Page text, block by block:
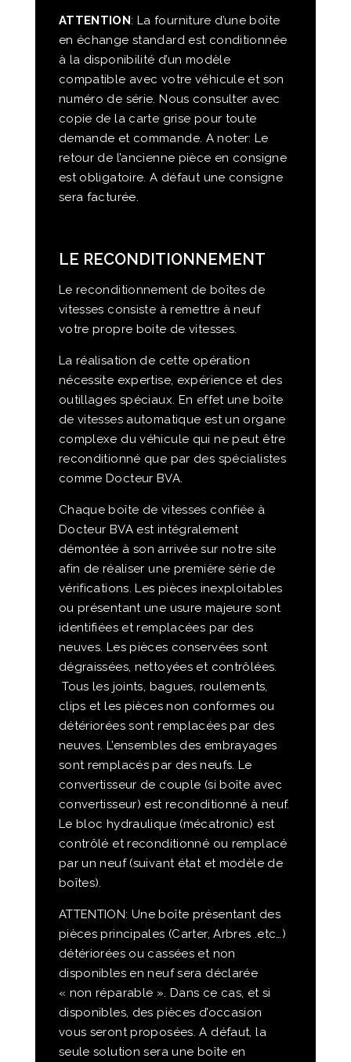
ATTENTION: La fourniture d’une boîte
en échange standard est conditionnée
à la disponibilité d’un modèle
compatible avec votre véhicule et son
numéro de série. Nous consulter avec
copie de la carte grise pour toute
demande et commande. A noter: Le
retour de l’ancienne pièce en consigne
est obligatoire. A défaut une consigne
sera facturée.
LE RECONDITIONNEMENT
Le reconditionnement de boîtes de
vitesses consiste à remettre à neuf
votre propre boite de vitesses.
La réalisation de cette opération
nécessite expertise, expérience et des
outillages spéciaux. En effet une boîte
de vitesses automatique est un organe
complexe du véhicule qui ne peut être
reconditionné que par des spécialistes
comme Docteur BVA.
Chaque boîte de vitesses confiée à
Docteur BVA est intégralement
démontée à son arrivée sur notre site
afin de réaliser une première série de
vérifications. Les pièces inexploitables
ou présentant une usure majeure sont
identifiées et remplacées par des
neuves. Les pièces conservées sont
dégraissées, nettoyées et contrôlées.
Tous les joints, bagues, roulements,
clips et les pièces non conformes ou
détériorées sont remplacées par des
neuves. L’ensembles des embrayages
sont remplacés par des neufs. Le
convertisseur de couple (si boîte avec
convertisseur) est reconditionné à neuf.
Le bloc hydraulique (mécatronic) est
contrôlé et reconditionné ou remplacé
par un neuf (suivant état et modèle de
boîtes).
ATTENTION: Une boîte présentant des
pièces principales (Carter, Arbres .etc…)
détériorées ou cassées et non
disponibles en neuf sera déclarée
« non réparable ». Dans ce cas, et si
disponibles, des pièces d’occasion
vous seront proposées. A défaut, la
seule solution sera une boîte en